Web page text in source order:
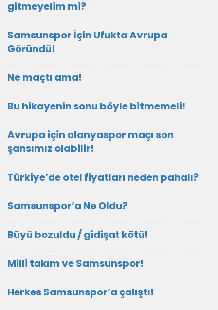
gitmeyelim mi?
Samsunspor İçin Ufukta Avrupa
Göründü!
Ne maçtı ama!
Bu hikayenin sonu böyle bitmemeli!
Avrupa için alanyaspor maçı son
şansımız olabilir!
Türkiye’de otel fiyatları neden pahalı?
Samsunspor’a Ne Oldu?
Büyü bozuldu / gidişat kötü!
Milli takım ve Samsunspor!
Herkes Samsunspor’a çalıştı!